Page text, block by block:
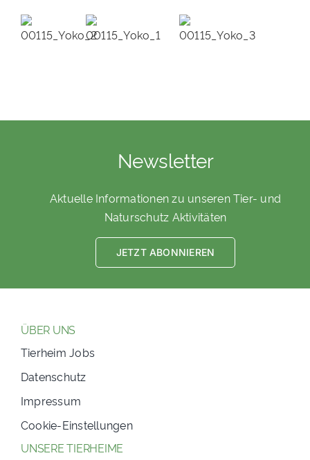
Newsletter
Aktuelle Informationen zu unseren Tier- und
Naturschutz Aktivitäten
JETZT ABONNIEREN
ÜBER UNS
Tierheim Jobs
Datenschutz
Impressum
Cookie-Einstellungen
UNSERE TIERHEIME